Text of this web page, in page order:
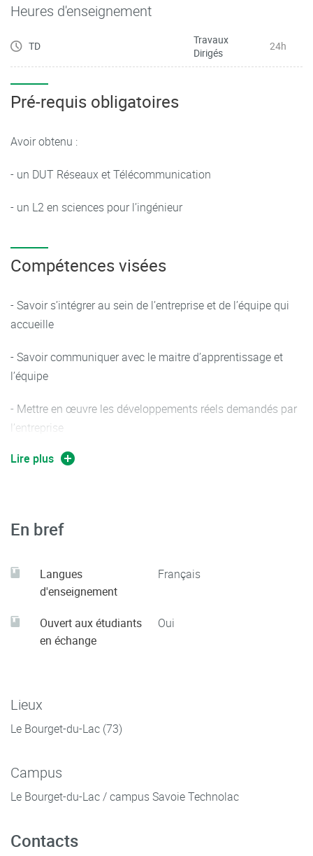
Heures d'enseignement
TD
Travaux
Dirigés
24h
Pré-requis obligatoires
Avoir obtenu :
- un DUT Réseaux et Télécommunication
- un L2 en sciences pour l’ingénieur
Compétences visées
- Savoir s’intégrer au sein de l’entreprise et de l’équipe qui
accueille
- Savoir communiquer avec le maitre d’apprentissage et
l’équipe
- Mettre en œuvre les développements réels demandés par
l’entreprise
- Organiser son travail (planning) pour atteindre les
Lire plus
En bref
Langues
d'enseignement
Français
Ouvert aux étudiants
en échange
Oui
Lieux
Le Bourget-du-Lac (73)
Campus
Le Bourget-du-Lac / campus Savoie Technolac
Contacts